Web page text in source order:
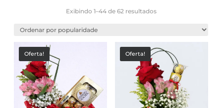
Exibindo 1–44 de 62 resultados
Oferta! Oferta!